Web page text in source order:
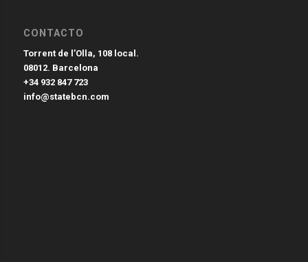
CONTACTO
Torrent de l’Olla, 108 local.
08012. Barcelona
+34 932 847 723
info@statebcn.com